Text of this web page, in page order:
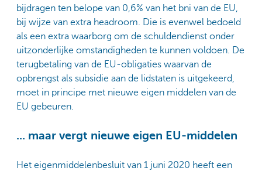
bijdragen ten belope van 0,6% van het bni van de EU,
bij wijze van extra headroom. Die is evenwel bedoeld
als een extra waarborg om de schuldendienst onder
uitzonderlijke omstandigheden te kunnen voldoen. De
terugbetaling van de EU-obligaties waarvan de
opbrengst als subsidie aan de lidstaten is uitgekeerd,
moet in principe met nieuwe eigen middelen van de
EU gebeuren.
... maar vergt nieuwe eigen EU-middelen
Het eigenmiddelenbesluit van 1 juni 2020 heeft een